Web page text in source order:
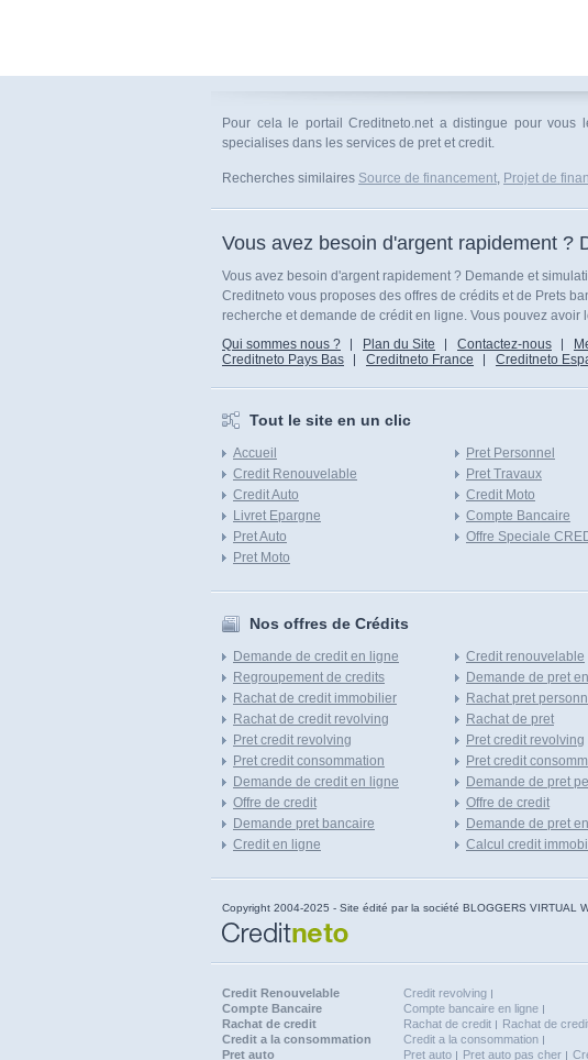
Pour cela le portail Creditneto.net a distingue pour
specialises dans les services de pret et credit.
Recherches similaires Source de financement, Projet de
Vous avez besoin d'argent rapidement ?
Vous avez besoin d'argent rapidement ? Demande et
Creditneto vous proposes des offres de crédits et de Prets
recherche et demande de crédit en ligne. Vous pouvez
Qui sommes nous ?
Plan du Site Contactez-nous
Creditneto Pays Bas
Creditneto France Creditneto
Tout le site en un clic
Accueil
Credit Renouvelable
Credit Auto
Livret Epargne
Pret Auto
Pret Moto
Pret Personnel
Pret Travaux
Credit Moto
Compte Bancaire
Offre Speciale
Nos offres de Crédits
Demande de credit en ligne
Regroupement de credits
Rachat de credit immobilier
Rachat de credit revolving
Pret credit revolving
Pret credit consommation
Demande de credit en ligne
Offre de credit
Demande pret bancaire
Credit en ligne
Credit renouvelable
Demande de pret
Rachat pret
Rachat de pret
Pret credit revolving
Pret credit
Demande de pret
Offre de credit
Demande de pret
Calcul credit
Copyright 2004-2025 - Site édité par la société BLOGGERS VIRTUAL
Credit Renouvelable
Credit revolving
Compte Bancaire
Compte bancaire en ligne
Rachat de credit
Rachat de credit
Rachat de
Credit a la consommation
Credit a la consommation
Pret auto
Pret auto Pret auto pas cher